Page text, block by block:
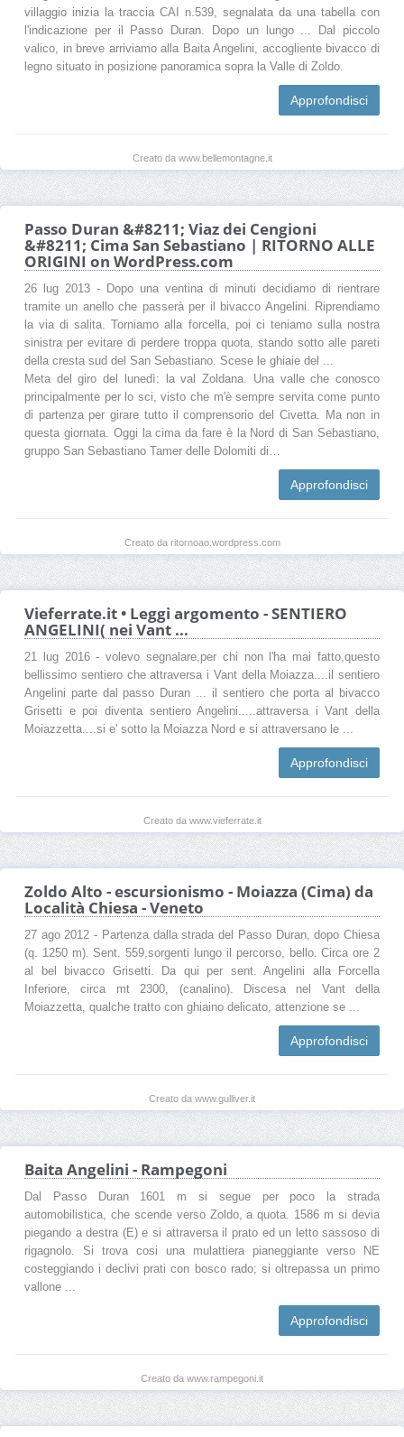
villaggio inizia la traccia CAI n.539, segnalata da una tabella con
l'indicazione per il Passo Duran. Dopo un lungo ... Dal piccolo
valico, in breve arriviamo alla Baita Angelini, accogliente bivacco di
legno situato in posizione panoramica sopra la Valle di Zoldo.
Approfondisci
Creato da www.bellemontagne.it
Passo Duran &#8211; Viaz dei Cengioni
&#8211; Cima San Sebastiano | RITORNO ALLE
ORIGINI on WordPress.com
26 lug 2013 - Dopo una ventina di minuti decidiamo di rientrare
tramite un anello che passerà per il bivacco Angelini. Riprendiamo
la via di salita. Torniamo alla forcella, poi ci teniamo sulla nostra
sinistra per evitare di perdere troppa quota, stando sotto alle pareti
della cresta sud del San Sebastiano. Scese le ghiaie del ...
Meta del giro del lunedì: la val Zoldana. Una valle che conosco
principalmente per lo sci, visto che m'è sempre servita come punto
di partenza per girare tutto il comprensorio del Civetta. Ma non in
questa giornata. Oggi la cima da fare è la Nord di San Sebastiano,
gruppo San Sebastiano Tamer delle Dolomiti di…
Approfondisci
Creato da ritornoao.wordpress.com
Vieferrate.it • Leggi argomento - SENTIERO
ANGELINI( nei Vant ...
21 lug 2016 - volevo segnalare,per chi non l'ha mai fatto,questo
bellissimo sentiero che attraversa i Vant della Moiazza....il sentiero
Angelini parte dal passo Duran ... il sentiero che porta al bivacco
Grisetti e poi diventa sentiero Angelini.....attraversa i Vant della
Moiazzetta....si e' sotto la Moiazza Nord e si attraversano le ...
Approfondisci
Creato da www.vieferrate.it
Zoldo Alto - escursionismo - Moiazza (Cima) da
Località Chiesa - Veneto
27 ago 2012 - Partenza dalla strada del Passo Duran, dopo Chiesa
(q. 1250 m). Sent. 559,sorgenti lungo il percorso, bello. Circa ore 2
al bel bivacco Grisetti. Da qui per sent. Angelini alla Forcella
Inferiore, circa mt 2300, (canalino). Discesa nel Vant della
Moiazzetta, qualche tratto con ghiaino delicato, attenzione se ...
Approfondisci
Creato da www.gulliver.it
Baita Angelini - Rampegoni
Dal Passo Duran 1601 m si segue per poco la strada
automobilistica, che scende verso Zoldo, a quota. 1586 m si devia
piegando a destra (E) e si attraversa il prato ed un letto sassoso di
rigagnolo. Si trova cosi una mulattiera pianeggiante verso NE
costeggiando i declivi prati con bosco rado; si oltrepassa un primo
vallone ...
Approfondisci
Creato da www.rampegoni.it